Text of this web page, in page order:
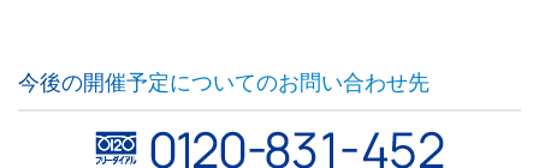
今後の開催予定についてのお問い合わせ先